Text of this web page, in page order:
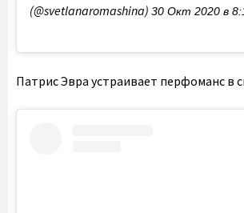
(@svetlanaromashina) 30 Окт 2020 в
Патрис Эвра устраивает перфоманс в